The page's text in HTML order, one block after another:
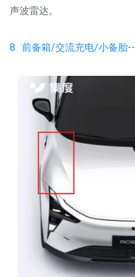
声波雷达。
8. 前备箱/交流充电/小备胎